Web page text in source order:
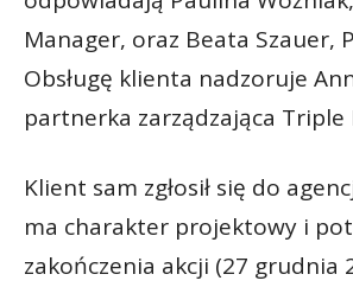
Manager, oraz Beata Szauer,
Obsługę klienta nadzoruje
partnerka zarządzająca Triple
Klient sam zgłosił się do
ma charakter projektowy i
zakończenia akcji (27 grudnia